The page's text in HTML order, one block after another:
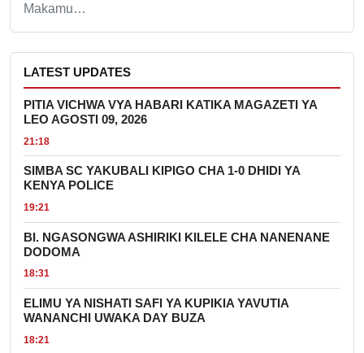
Makamu…
LATEST UPDATES
PITIA VICHWA VYA HABARI KATIKA MAGAZETI YA
LEO AGOSTI 09, 2026
21:18
SIMBA SC YAKUBALI KIPIGO CHA 1-0 DHIDI YA
KENYA POLICE
19:21
BI. NGASONGWA ASHIRIKI KILELE CHA NANENANE
DODOMA
18:31
ELIMU YA NISHATI SAFI YA KUPIKIA YAVUTIA
WANANCHI UWAKA DAY BUZA
18:21